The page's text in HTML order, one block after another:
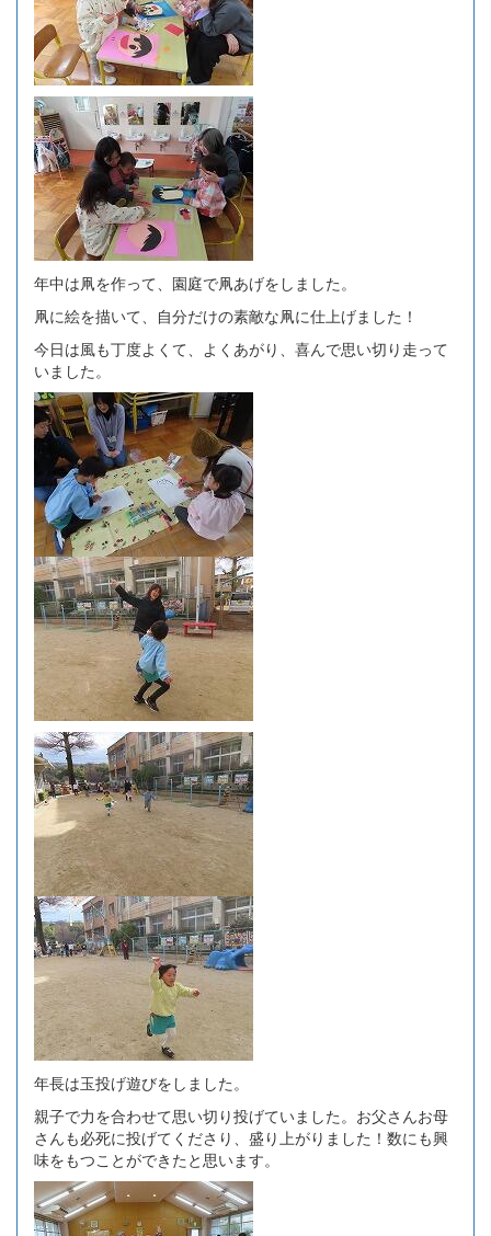
年中は凧を作って、園庭で凧あげをしました。
凧に絵を描いて、自分だけの素敵な凧に仕上げました！
今日は風も丁度よくて、よくあがり、喜んで思い切り走って
いました。
年長は玉投げ遊びをしました。
親子で力を合わせて思い切り投げていました。お父さんお母
さんも必死に投げてくださり、盛り上がりました！数にも興
味をもつことができたと思います。